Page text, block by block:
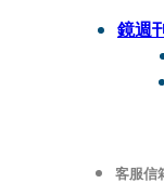
鏡週
客服信